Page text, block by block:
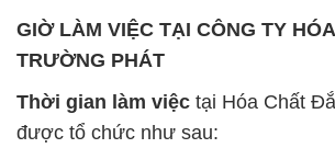
GIỜ LÀM VIỆC TẠI CÔNG TY
TRƯỜNG PHÁT
Thời gian làm việc tại Hóa Chất
được tổ chức như sau: